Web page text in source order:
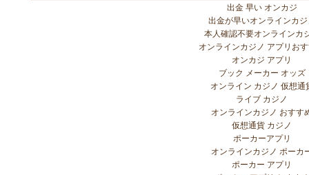
出金 早い オンカジ
出金が早いオンラインカ
本人確認不要オンラインカ
オンラインカジノ アプリお
オンカジ アプリ
ブック メーカー オッズ
オンライン カジノ 仮想通
ライブ カジノ
オンラインカジノ おすす
仮想通貨 カジノ
ポーカーアプリ
オンラインカジノ ポーカ
ポーカー アプリ